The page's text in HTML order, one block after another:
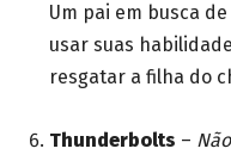
Um pai em busca
usar suas
resgatar a filha do
Thunderbolts –